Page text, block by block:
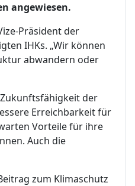
angewiesen.
Präsident der
IHKs. „Wir können
abwandern oder
der
Erreichbarkeit für
Vorteile für ihre
Auch die
zum Klimaschutz